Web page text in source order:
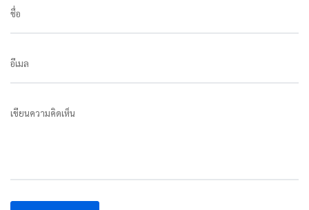
ชื่อ
อีเมล
เขียนความคิดเห็น